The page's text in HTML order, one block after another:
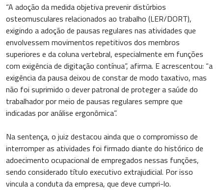
“A adoção da medida objetiva prevenir distúrbios
osteomusculares relacionados ao trabalho (LER/DORT),
exigindo a adoção de pausas regulares nas atividades que
envolvessem movimentos repetitivos dos membros
superiores e da coluna vertebral, especialmente em funções
com exigência de digitação contínua”, afirma. E acrescentou: “a
exigência da pausa deixou de constar de modo taxativo, mas
não foi suprimido o dever patronal de proteger a saúde do
trabalhador por meio de pausas regulares sempre que
indicadas por análise ergonômica”.
Na sentença, o juiz destacou ainda que o compromisso de
interromper as atividades foi firmado diante do histórico de
adoecimento ocupacional de empregados nessas funções,
sendo considerado título executivo extrajudicial. Por isso
vincula a conduta da empresa, que deve cumpri-lo.